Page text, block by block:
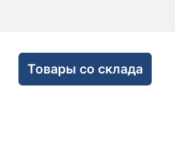
Товары со склада